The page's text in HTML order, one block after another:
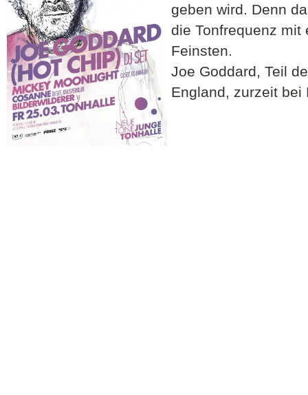
geben wird. Denn
die Tonfrequenz
Feinsten.
Joe Goddard, Teil
England, zurzeit bei